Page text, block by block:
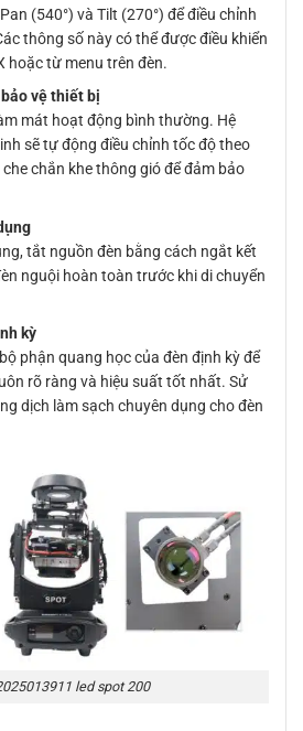
(540°) và Tilt (270°) để điều chỉnh
thông số này có thể được điều khiển
hoặc từ menu trên đèn.
vệ thiết bị
mát hoạt động bình thường. Hệ
sẽ tự động điều chỉnh tốc độ theo
chắn khe thông gió để đảm bảo
tắt nguồn đèn bằng cách ngắt kết
nguội hoàn toàn trước khi di chuyển
kỳ
phận quang học của đèn định kỳ để
rõ ràng và hiệu suất tốt nhất. Sử
dịch làm sạch chuyên dụng cho đèn
led spot 200